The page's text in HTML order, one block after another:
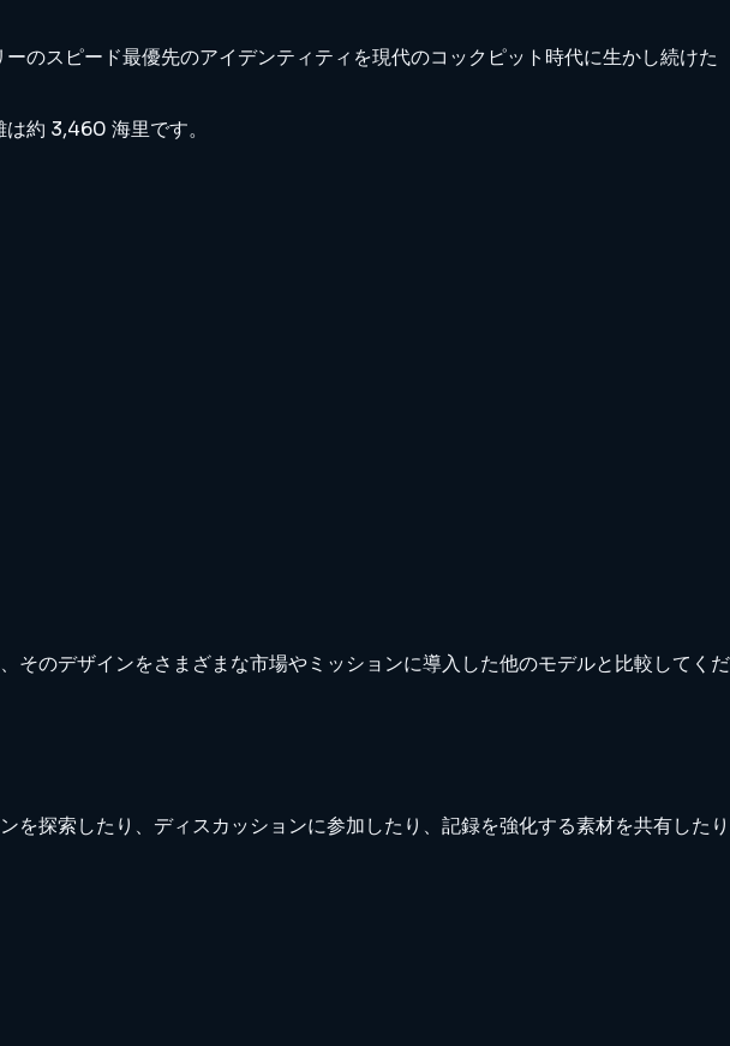
スピード最優先のアイデンティティを現代のコックピット時代に生かし続けた
約 3,460 海里です。
のデザインをさまざまな市場やミッションに導入した他のモデルと比較してくだ
探索したり、ディスカッションに参加したり、記録を強化する素材を共有したり